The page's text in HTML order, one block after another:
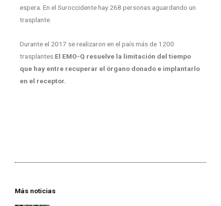
espera. En el Suroccidente hay 268 personas aguardando un
trasplante.
Durante el 2017 se realizaron en el país más de 1200
trasplantes.El EMO-Q resuelve la limitación del tiempo
que hay entre recuperar el órgano donado e implantarlo
en el receptor.
Más noticias